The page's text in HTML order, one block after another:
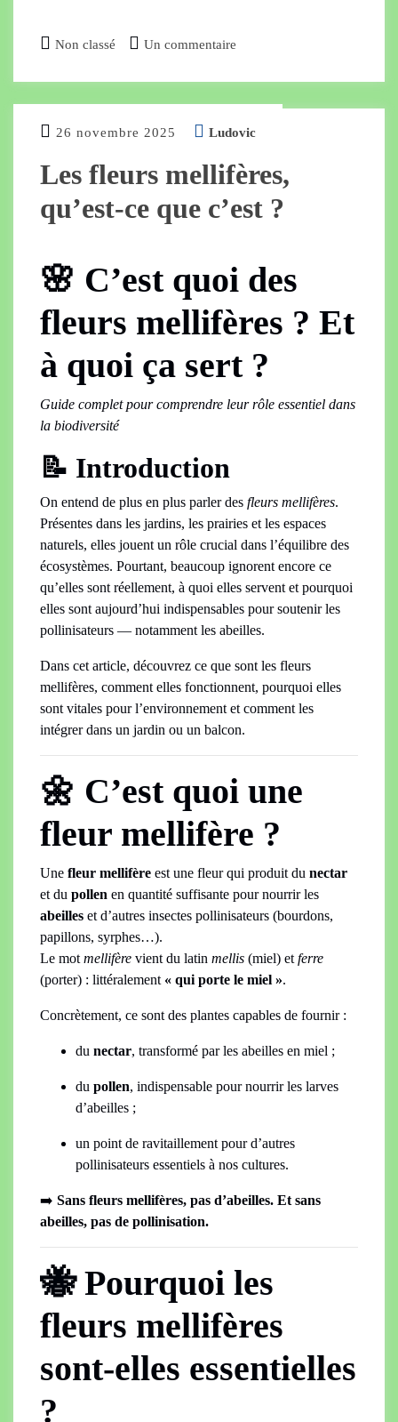
Non classé Un commentaire
Les fleurs mellifères,
qu’est-ce que c’est ?
26 novembre 2025 Ludovic
🌸 C’est quoi des
fleurs mellifères ? Et
à quoi ça sert ?
Guide complet pour comprendre leur rôle essentiel dans
la biodiversité
📝 Introduction
On entend de plus en plus parler des fleurs mellifères.
Présentes dans les jardins, les prairies et les espaces
naturels, elles jouent un rôle crucial dans l’équilibre des
écosystèmes. Pourtant, beaucoup ignorent encore ce
qu’elles sont réellement, à quoi elles servent et pourquoi
elles sont aujourd’hui indispensables pour soutenir les
pollinisateurs — notamment les abeilles.
Dans cet article, découvrez ce que sont les fleurs
mellifères, comment elles fonctionnent, pourquoi elles
sont vitales pour l’environnement et comment les
intégrer dans un jardin ou un balcon.
🌼 C’est quoi une
fleur mellifère ?
Une fleur mellifère est une fleur qui produit du nectar
et du pollen en quantité suffisante pour nourrir les
abeilles et d’autres insectes pollinisateurs (bourdons,
papillons, syrphes…).
Le mot mellifère vient du latin mellis (miel) et ferre
(porter) : littéralement « qui porte le miel ».
Concrètement, ce sont des plantes capables de fournir :
du nectar, transformé par les abeilles en miel ;
du pollen, indispensable pour nourrir les larves
d’abeilles ;
un point de ravitaillement pour d’autres
pollinisateurs essentiels à nos cultures.
➡️ Sans fleurs mellifères, pas d’abeilles. Et sans
abeilles, pas de pollinisation.
🐝 Pourquoi les
fleurs mellifères
sont-elles essentielles
?